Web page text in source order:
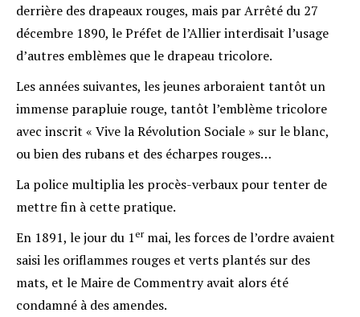
derrière des drapeaux rouges, mais par Arrêté du 27
décembre 1890, le Préfet de l’Allier interdisait l’usage
d’autres emblèmes que le drapeau tricolore.
Les années suivantes, les jeunes arboraient tantôt un
immense parapluie rouge, tantôt l’emblème tricolore
avec inscrit « Vive la Révolution Sociale » sur le blanc,
ou bien des rubans et des écharpes rouges…
La police multiplia les procès-verbaux pour tenter de
mettre fin à cette pratique.
En 1891, le jour du 1ermai, les forces de l’ordre avaient
saisi les oriflammes rouges et verts plantés sur des
mats, et le Maire de Commentry avait alors été
condamné à des amendes.